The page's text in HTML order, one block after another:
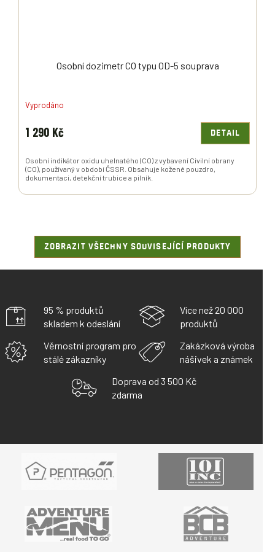
Osobní dozimetr CO typu OD-5 souprava
Vyprodáno
1 290 Kč DETAIL
Osobní indikátor oxidu uhelnatého (CO) z vybavení Civilní obrany
(CO), používaný v období ČSSR. Obsahuje kožené pouzdro,
dokumentaci, detekční trubice a pilník.
ZOBRAZIT VŠECHNY SOUVISEJÍCÍ PRODUKTY
95 % produktů
skladem k odeslání
Více než 20 000
produktů
Věrnostní program pro
stálé zákazníky
Zakázková výroba
nášivek a známek
Doprava od 3 500 Kč
zdarma